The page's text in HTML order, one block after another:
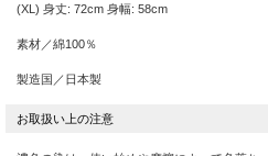
(XL) 身丈: 72cm 身幅: 58cm
素材／綿100％
製造国／日本製